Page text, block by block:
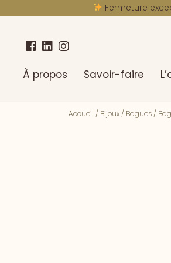
Fermeture
À propos Savoir-faire
Accueil / Bijoux / Bagues /